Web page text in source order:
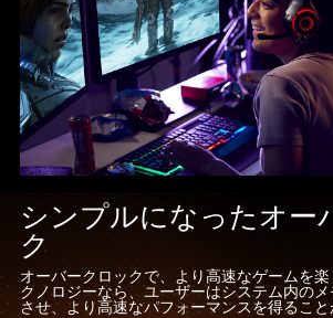
シンプルになったオー
ク
オーバークロックで、より高速なゲームを楽し
クノロジーなら、ユーザーはシステム内の
させ、より高速なパフォーマンスを得るこ